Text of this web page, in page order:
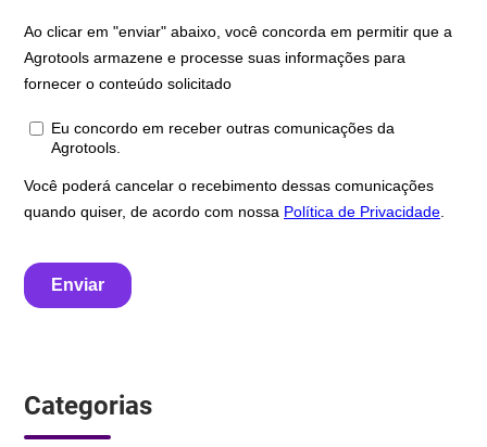
Categorias